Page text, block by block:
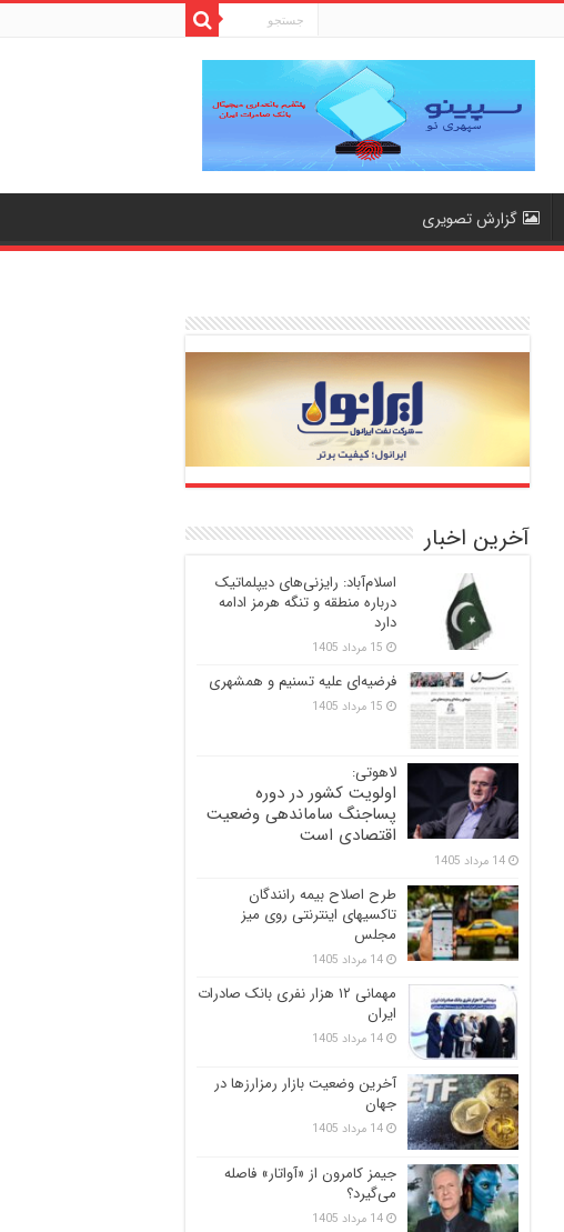
گزارش تصویری
آخرین اخبار
اسلام‌آباد: رایزنی‌های دیپلماتیک
درباره منطقه و تنگه هرمز ادامه
دارد
15 مرداد 1405
فرضیه‌ای علیه تسنیم و همشهری
15 مرداد 1405
لاهوتی:
اولویت کشور در دوره
پساجنگ ساماندهی وضعیت
اقتصادی است
14 مرداد 1405
طرح اصلاح بیمه رانندگان
تاکسیهای اینترنتی روی میز
مجلس
14 مرداد 1405
مهمانی ۱۲ هزار نفری بانک صادرات
ایران
14 مرداد 1405
آخرین وضعیت بازار رمزارزها در
جهان
14 مرداد 1405
جیمز کامرون از «آواتار» فاصله
می‌گیرد؟
14 مرداد 1405